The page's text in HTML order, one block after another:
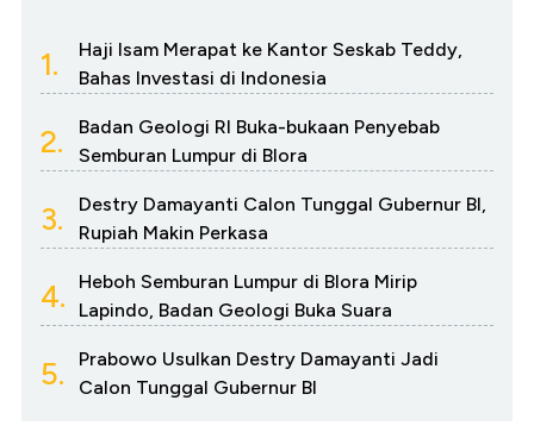
1.
Haji Isam Merapat ke Kantor Seskab Teddy,
Bahas Investasi di Indonesia
2.
Badan Geologi RI Buka-bukaan Penyebab
Semburan Lumpur di Blora
3.
Destry Damayanti Calon Tunggal Gubernur BI,
Rupiah Makin Perkasa
4.
Heboh Semburan Lumpur di Blora Mirip
Lapindo, Badan Geologi Buka Suara
5.
Prabowo Usulkan Destry Damayanti Jadi
Calon Tunggal Gubernur BI